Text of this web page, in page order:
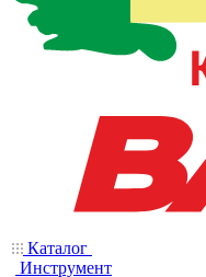
Каталог
Инструмент